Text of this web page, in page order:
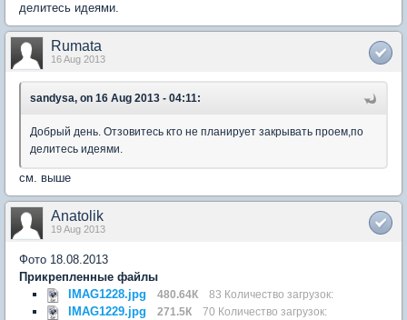
делитесь идеями.
Rumata
16 Aug 2013
sandysa, on 16 Aug 2013 - 04:11:
Добрый день. Отзовитесь кто не планирует закрывать проем,по
делитесь идеями.
см. выше
Anatolik
19 Aug 2013
Фото 18.08.2013
Прикрепленные файлы
IMAG1228.jpg
480.64К 83 Количество загрузок:
IMAG1229.jpg 271.5К 70 Количество загрузок: